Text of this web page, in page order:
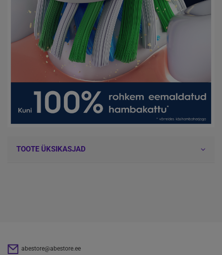
TOOTE ÜKSIKASJAD
abestore@abestore.ee